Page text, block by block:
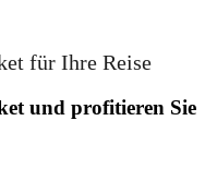
für Ihre Reise
und profitieren Sie